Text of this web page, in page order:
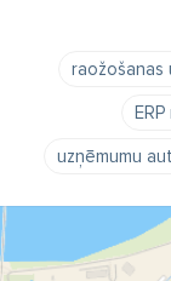
raožošanas
uzņēmumu